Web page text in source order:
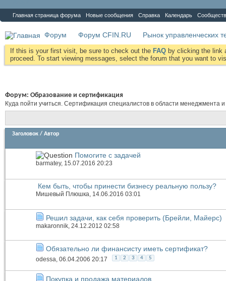
Главная страница форума Новые сообщения Справка Календарь
Форум Форум CFIN.RU Рынок управленческих
If this is your first visit, be sure to check out the FAQ by clicking the link
proceed. To start viewing messages, select the forum that you want to
Форум: Образование и сертификация
Куда пойти учиться. Сертификация специалистов в области менеджмента
Заголовок / Автор
Помогите с задачей
barmatey, 15.07.2016 20:23
Кем быть, чтобы принести бизнесу реальную пользу?
Мишевый Плюшка, 14.06.2016 03:01
Решил задачи, как себя проверить (Брейли, Майерс)
makaronnik, 24.12.2012 02:58
Обязательно ли финансисту иметь сертификат?
odessa , 06.04.2006 20:17 1 2 3 4 5
Покупка и продажа материалов